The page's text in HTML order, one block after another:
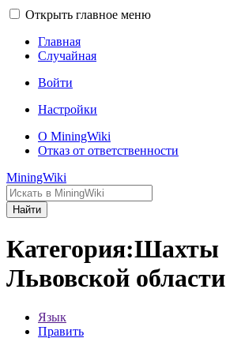
Открыть главное меню
Главная
Случайная
Войти
Настройки
О MiningWiki
Отказ от ответственности
MiningWiki
Найти
Категория:Шахты
Львовской области
Язык
Править